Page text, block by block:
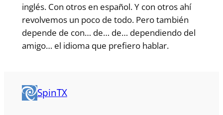
inglés. Con otros en español. Y con otros ahí
revolvemos un poco de todo. Pero también
depende de con… de… de… dependiendo del
amigo… el idioma que prefiero hablar.
SpinTX